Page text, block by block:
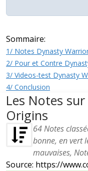
Sommaire:
1/ Notes Dynasty
2/ Pour et Contre
3/ Videos-test Dynasty
4/ Conclusion
Les Notes
Origins
64Notes
bonne, en vert
mauvaises,
Source: https://